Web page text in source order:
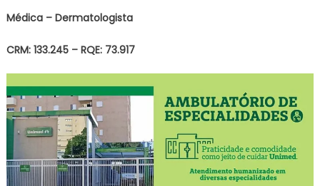
Médica – Dermatologista
CRM: 133.245 – RQE: 73.917